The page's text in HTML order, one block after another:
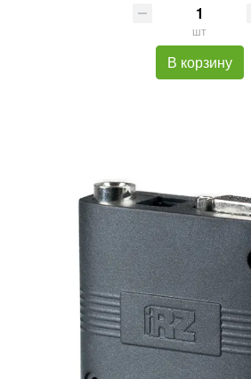
шт
В корзину